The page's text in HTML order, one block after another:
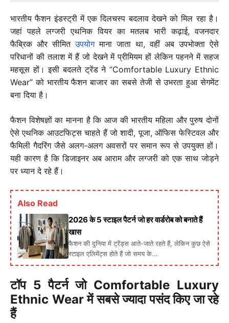
भारतीय फैशन इंडस्ट्री में एक दिलचस्प बदलाव देखने को मिल रहा है।
जहां पहले लग्जरी एथनिक वियर का मतलब भारी कढ़ाई, वजनदार
फैब्रिक और सीमितउपयोगमाना जाता था, वहीं अब उपभोक्ता ऐसे
परिधानों की तलाश में हैं जो देखने में प्रीमियम हों लेकिन पहनने में सहज
महसूस हों। इसी बदलते ट्रेंड ने “Comfortable Luxury Ethnic
Wear” को भारतीय फैशन बाजार का सबसे तेजी से उभरता हुआ सेगमेंट
बना दिया है।
फैशन विशेषज्ञों का मानना है कि आज की भारतीय महिला और पुरुष दोनों
ऐसे एथनिक आउटफिट्स चाहते हैं जो शादी, पूजा, ऑफिस फेस्टिवल और
फैमिली गैदरिंग जैसे अलग-अलग अवसरों पर समान रूप से उपयुक्त हों।
यही कारण है कि डिजाइनर अब आराम और लग्जरी को एक साथ जोड़ने
पर ध्यान दे रहे हैं।
Also Read
2026 के 5 स्टाइल पैटर्न जो हर वार्डरोब को बनाते हैं
खास
फैशन की दुनिया में ट्रेंड्स आते-जाते रहते हैं, लेकिन कुछ ऐसे
स्टाइल एलिमेंट्स होते हैं जो समय के...
टॉप 5 पैटर्न जो Comfortable Luxury
Ethnic Wear में सबसे ज्यादा पसंद किए जा रहे
हैं